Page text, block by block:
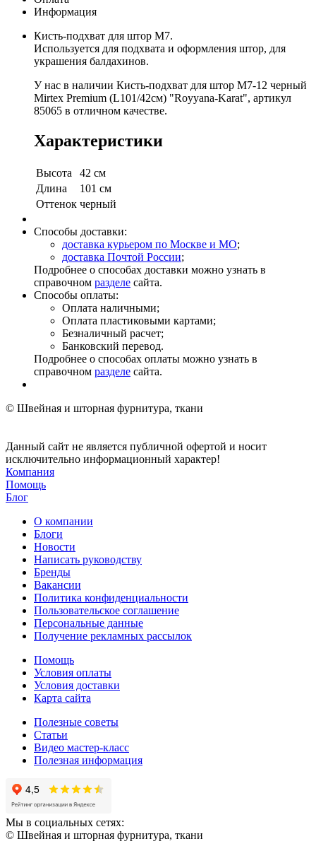
Информация
Кисть-подхват для штор M7.
Используется для подхвата и оформления штор, для
украшения балдахинов.
У нас в наличии Кисть-подхват для штор M7-12 черный
Mirtex Premium (L101/42см) "Royyana-Karat", артикул
85065 в отличном качестве.
Характеристики
Высота
42 см
Длина
101 см
Оттенок черный
Способы доставки:
доставка курьером по Москве и МО;
доставка Почтой России;
Подробнее о способах доставки можно узнать в
справочном разделе сайта.
Способы оплаты:
Оплата наличными;
Оплата пластиковыми картами;
Безналичный расчет;
Банковский перевод.
Подробнее о способах оплаты можно узнать в
справочном разделе сайта.
© Швейная и шторная фурнитура, ткани
Данный сайт не является публичной офертой и носит
исключительно информационный характер!
Компания
Помощь
Блог
О компании
Блоги
Новости
Написать руководству
Бренды
Вакансии
Политика конфиденциальности
Пользовательское соглашение
Персональные данные
Получение рекламных рассылок
Помощь
Условия оплаты
Условия доставки
Карта сайта
Полезные советы
Статьи
Видео мастер-класс
Полезная информация
Мы в социальных сетях:
© Швейная и шторная фурнитура, ткани